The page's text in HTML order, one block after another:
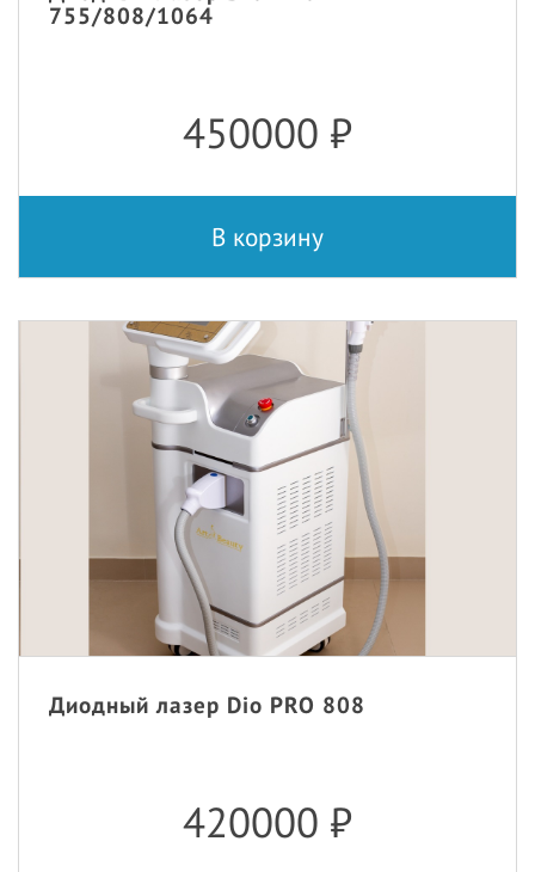
755/808/1064
450000 ₽
В корзину
Диодный лазер Dio PRO 808
420000 ₽